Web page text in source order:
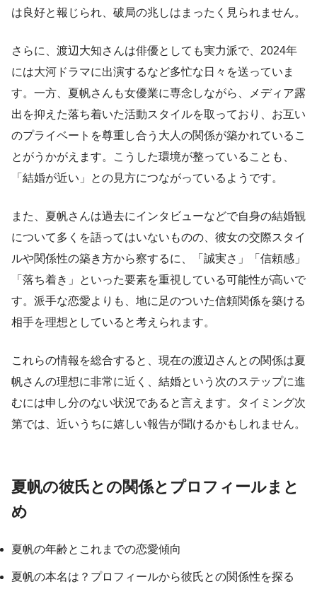
は良好と報じられ、破局の兆しはまったく見られません。
さらに、渡辺大知さんは俳優としても実力派で、2024年
には大河ドラマに出演するなど多忙な日々を送っていま
す。一方、夏帆さんも女優業に専念しながら、メディア露
出を抑えた落ち着いた活動スタイルを取っており、お互い
のプライベートを尊重し合う大人の関係が築かれているこ
とがうかがえます。こうした環境が整っていることも、
「結婚が近い」との見方につながっているようです。
また、夏帆さんは過去にインタビューなどで自身の結婚観
について多くを語ってはいないものの、彼女の交際スタイ
ルや関係性の築き方から察するに、「誠実さ」「信頼感」
「落ち着き」といった要素を重視している可能性が高いで
す。派手な恋愛よりも、地に足のついた信頼関係を築ける
相手を理想としていると考えられます。
これらの情報を総合すると、現在の渡辺さんとの関係は夏
帆さんの理想に非常に近く、結婚という次のステップに進
むには申し分のない状況であると言えます。タイミング次
第では、近いうちに嬉しい報告が聞けるかもしれません。
夏帆の彼氏との関係とプロフィールまと
め
夏帆の年齢とこれまでの恋愛傾向
夏帆の本名は？プロフィールから彼氏との関係性を探る